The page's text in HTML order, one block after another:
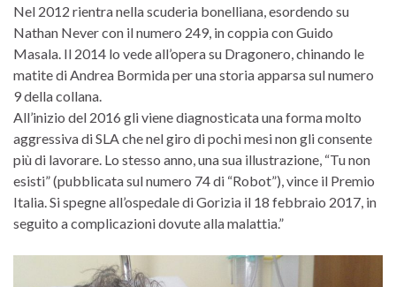
Nel 2012 rientra nella scuderia bonelliana, esordendo su
Nathan Never con il numero 249, in coppia con Guido
Masala. Il 2014 lo vede all’opera su Dragonero, chinando le
matite di Andrea Bormida per una storia apparsa sul numero
9 della collana.
All’inizio del 2016 gli viene diagnosticata una forma molto
aggressiva di SLA che nel giro di pochi mesi non gli consente
più di lavorare. Lo stesso anno, una sua illustrazione, “Tu non
esisti” (pubblicata sul numero 74 di “Robot”), vince il Premio
Italia. Si spegne all’ospedale di Gorizia il 18 febbraio 2017, in
seguito a complicazioni dovute alla malattia.”